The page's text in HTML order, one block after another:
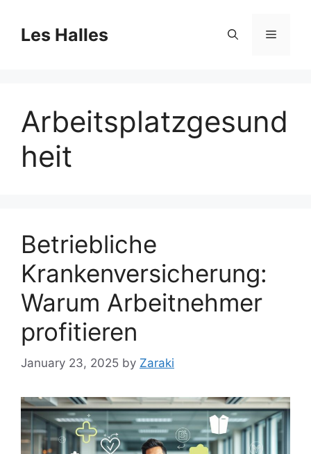
contentLes Halles Menu
Arbeitsplatzgesund
heit
Betriebliche
Krankenversicherung:
Warum Arbeitnehmer
profitieren
January 23, 2025 by Zaraki